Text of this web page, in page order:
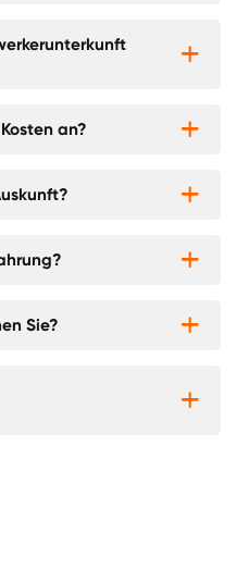


an? 





Sie? 


